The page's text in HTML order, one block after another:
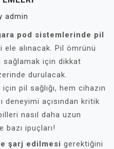
admin
pod sistemlerinde pil
ele alınacak. Pil ömrünü
sağlamak için dikkat
durulacak.
pil sağlığı, hem cihazın
deneyimi açısından kritik
nasıl daha uzun
ipuçları!
şarj edilmesi gerektiğini